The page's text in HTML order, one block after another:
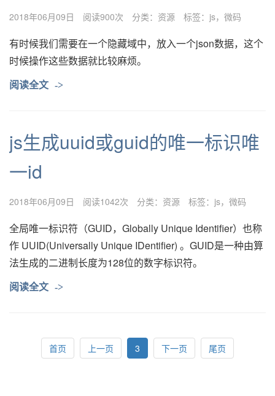
2018年06月09日 阅读900次 分类： 资源 标签： js 微码
有时候我们需要在一个隐藏域中，放入一个json数据，这个
时候操作这些数据就比较麻烦。
阅读全文 ->
js生成uuid或guid的唯一标识唯
一id
2018年06月09日 阅读1042次 分类： 资源 标签： js 微码
全局唯一标识符（GUID，Globally Unique Identifier）也称
作 UUID(Universally Unique IDentifier) 。GUID是一种由算
法生成的二进制长度为128位的数字标识符。
阅读全文 ->
首页 上一页 3 下一页 尾页